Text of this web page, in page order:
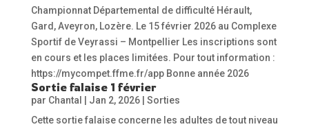
Championnat Départemental de difficulté Hérault,
Gard, Aveyron, Lozère. Le 15 février 2026 au Complexe
Sportif de Veyrassi – Montpellier Les inscriptions sont
en cours et les places limitées. Pour tout information :
https://mycompet.ffme.fr/app Bonne année 2026
Sortie falaise 1 février
par Chantal Jan 2, 2026| Sorties
Cette sortie falaise concerne les adultes de tout niveau